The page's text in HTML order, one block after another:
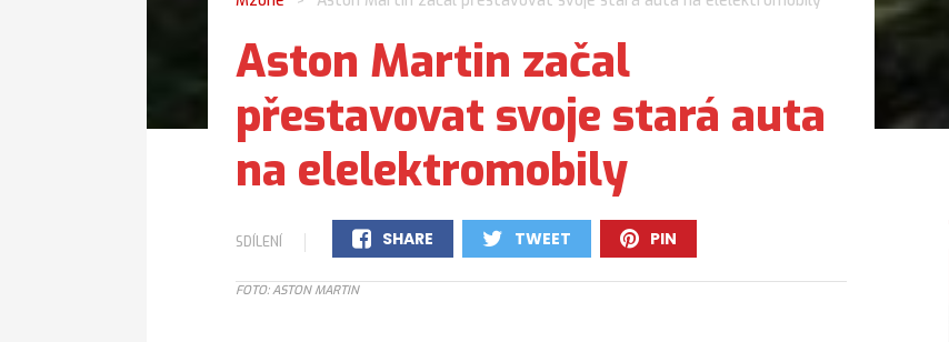
Aston Martin začal
přestavovat svoje stará auta
na elelektromobily
SDÍLENÍ
SHARE
0
TWEET
0
PIN
0
FOTO: ASTON MARTIN